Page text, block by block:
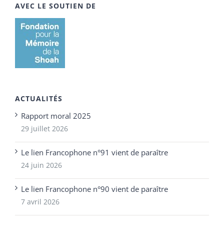
AVEC LE SOUTIEN DE
ACTUALITÉS
Rapport moral 2025
29 juillet 2026
Le lien Francophone n°91 vient de paraître
24 juin 2026
Le lien Francophone n°90 vient de paraître
7 avril 2026